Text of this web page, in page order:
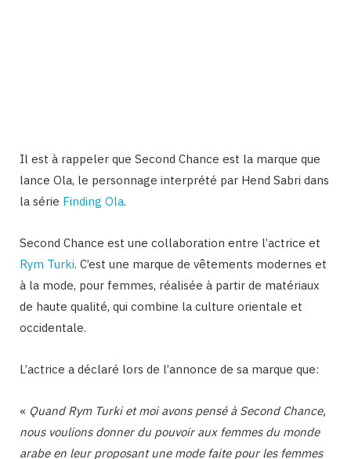
Il est à rappeler que Second Chance est la marque que
lance Ola, le personnage interprété par Hend Sabri dans
la série Finding Ola.
Second Chance est une collaboration entre l’actrice et
Rym Turki. C’est une marque de vêtements modernes et
à la mode, pour femmes, réalisée à partir de matériaux
de haute qualité, qui combine la culture orientale et
occidentale.
L’actrice a déclaré lors de l’annonce de sa marque que:
« Quand Rym Turki et moi avons pensé à Second Chance,
nous voulions donner du pouvoir aux femmes du monde
arabe en leur proposant une mode faite pour les femmes